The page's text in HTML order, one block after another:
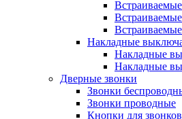
Накладные
Накладные
Накладные
Дверные звонки
Звонки
Звонки проводные
Кнопки для звонков